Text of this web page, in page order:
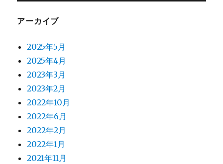
アーカイブ
2025年5月
2025年4月
2023年3月
2023年2月
2022年10月
2022年6月
2022年2月
2022年1月
2021年11月